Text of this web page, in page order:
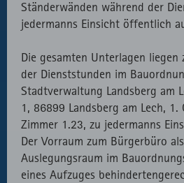
Ständerwänden während der
jedermanns Einsicht öffentlich
Die gesamten Unterlagen liegen
der Dienststunden im
Stadtverwaltung Landsberg am
1, 86899 Landsberg am Lech, 1.
Zimmer 1.23, zu jedermanns
Der Vorraum zum Bürgerbüro
Auslegungsraum im
eines Aufzuges